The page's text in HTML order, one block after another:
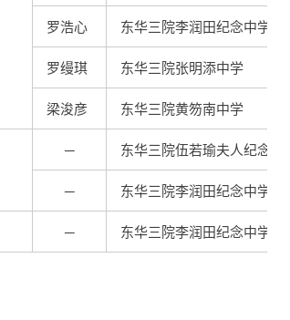
罗浩心 东华三院李润田纪念中学
罗缦琪 东华三院张明添中学
梁浚彦 东华三院黄笏南中学
─ 东华三院伍若瑜夫人纪念中学
─ 东华三院李润田纪念中学
─ 东华三院李润田纪念中学